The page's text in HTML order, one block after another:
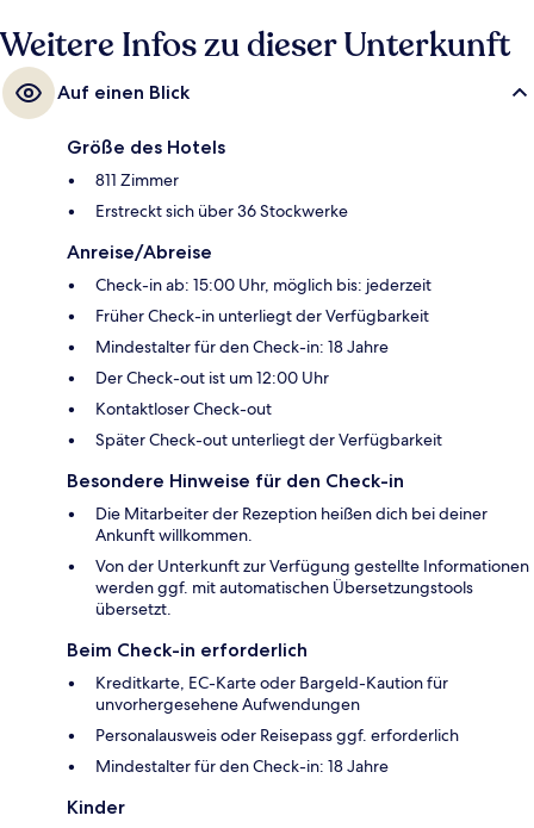
Bahn-Station Masbero 12 Minuten.
Weitere Infos zu dieser Unterkunft
Auf einen Blick
Größe des Hotels
811 Zimmer
Erstreckt sich über 36 Stockwerke
Anreise/Abreise
Check-in ab: 15:00 Uhr, möglich bis: jederzeit
Früher Check-in unterliegt der Verfügbarkeit
Mindestalter für den Check-in: 18 Jahre
Der Check-out ist um 12:00 Uhr
Kontaktloser Check-out
Später Check-out unterliegt der Verfügbarkeit
Besondere Hinweise für den Check-in
Die Mitarbeiter der Rezeption heißen dich bei deiner
Ankunft willkommen.
Von der Unterkunft zur Verfügung gestellte Informationen
werden ggf. mit automatischen Übersetzungstools
übersetzt.
Beim Check-in erforderlich
Kreditkarte, EC-Karte oder Bargeld-Kaution für
unvorhergesehene Aufwendungen
Personalausweis oder Reisepass ggf. erforderlich
Mindestalter für den Check-in: 18 Jahre
Kinder